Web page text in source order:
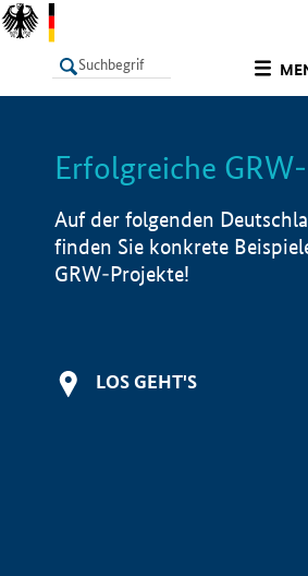
LISTE
Erfolgreiche
Auf der folgenden
finden Sie konkrete
GRW-Projekte!
LOS GEHT'S